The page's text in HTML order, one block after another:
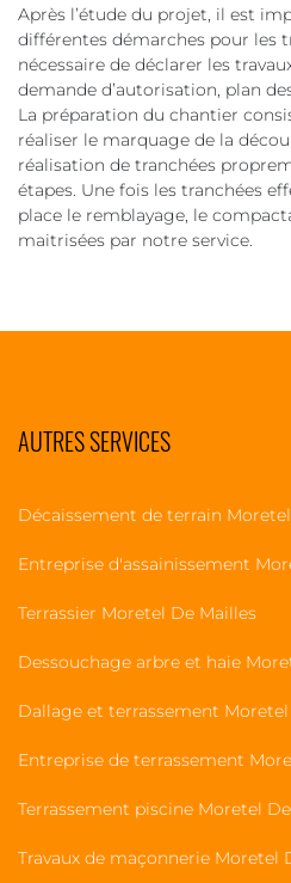
Après l’étude du projet, il est
différentes démarches pour les
nécessaire de déclarer les
demande d’autorisation, plan
La préparation du chantier
réaliser le marquage de la
réalisation de tranchées
étapes. Une fois les tranchées
place le remblayage, le
maitrisées par notre service.
AUTRES SERVICES
Décaissement de terrain
Entreprise d'assainissement
Terrassier Moretel De Mailles
Dessouchage arbre et haie
Dallage et terrassement
Entreprise de terrassement
Terrassement piscine Moretel
Travaux de maçonnerie Moretel